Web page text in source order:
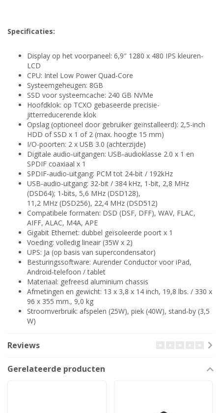
Specificaties:
Display op het voorpaneel: 6,9″ 1280 x 480 IPS kleuren-
LCD
CPU: Intel Low Power Quad-Core
Systeemgeheugen: 8GB
SSD voor systeemcache: 240 GB NVMe
Hoofdklok: op TCXO gebaseerde precisie-
jitterreducerende klok
Opslag (optioneel door gebruiker geïnstalleerd): 2,5-inch
HDD of SSD x 1 of 2 (max. hoogte 15 mm)
I/O-poorten: 2 x USB 3.0 (achterzijde)
Digitale audio-uitgangen: USB-audioklasse 2.0 x 1 en
SPDIF coaxiaal x 1
SPDIF-audio-uitgang: PCM tot 24-bit / 192kHz
USB-audio-uitgang: 32-bit / 384 kHz, 1-bit, 2,8 MHz
(DSD64); 1-bits, 5,6 MHz (DSD128),
11,2 MHz (DSD256), 22,4 MHz (DSD512)
Compatibele formaten: DSD (DSF, DFF), WAV, FLAC,
AIFF, ALAC, M4A, APE
Gigabit Ethernet: dubbel geïsoleerde poort x 1
Voeding: volledig lineair (35W x 2)
UPS: Ja (op basis van supercondensator)
Besturingssoftware: Aurender Conductor voor iPad,
Android-telefoon / tablet
Materiaal: gefreesd aluminium chassis
Afmetingen en gewicht: 13 x 3,8 x 14 inch, 19,8 lbs. / 330 x
96 x 355 mm., 9,0 kg
Stroomverbruik: afspelen (25W), piek (40W), stand-by (3,5
W)
Reviews
Gerelateerde producten